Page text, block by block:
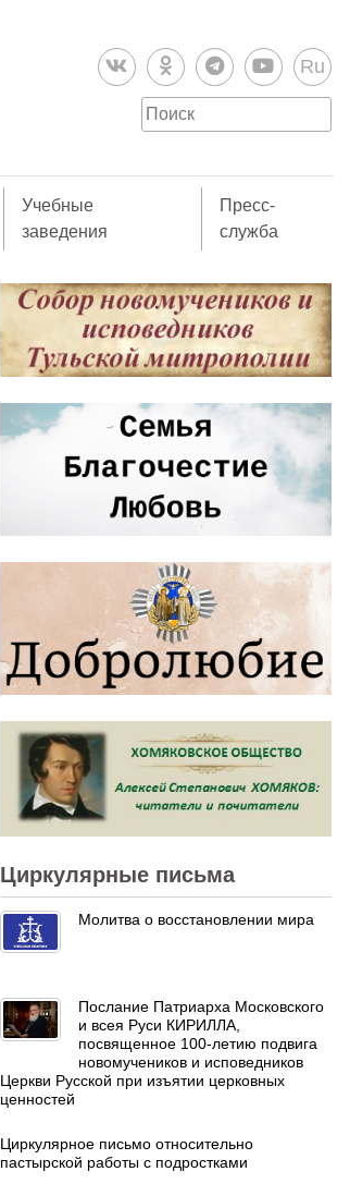
Ru
Учебные
заведения
Пресс-
служба
Циркулярные письма
Молитва о восстановлении мира
Послание Патриарха Московского
и всея Руси КИРИЛЛА,
посвященное 100-летию подвига
новомучеников и исповедников
Церкви Русской при изъятии церковных
ценностей
Циркулярное письмо относительно
пастырской работы с подростками